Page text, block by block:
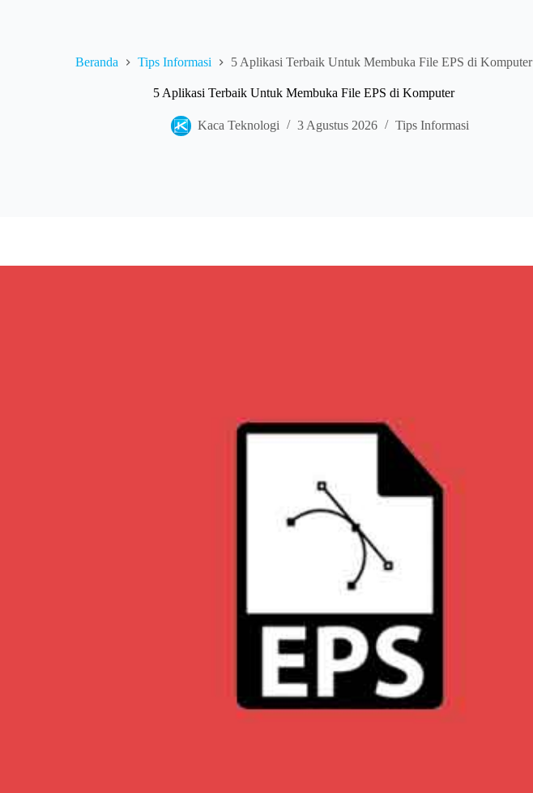
Beranda Tips Informasi 5 Aplikasi Terbaik Untuk Membuka File EPS di Komputer
5 Aplikasi Terbaik Untuk Membuka File EPS di Komputer
Kaca Teknologi 3 Agustus 2026 Tips Informasi